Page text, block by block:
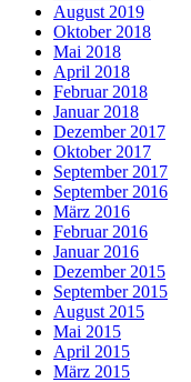
August 2019
Oktober 2018
Mai 2018
April 2018
Februar 2018
Januar 2018
Dezember 2017
Oktober 2017
September 2017
September 2016
März 2016
Februar 2016
Januar 2016
Dezember 2015
September 2015
August 2015
Mai 2015
April 2015
März 2015